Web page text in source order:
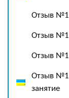
Отзыв
Отзыв
Отзыв
Отзыв
занятие